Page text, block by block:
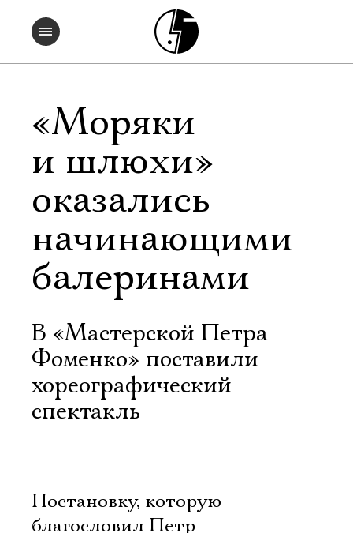
«Моряки
и шлюхи»
оказались
начинающими
балеринами
В «Мастерской Петра
Фоменко» поставили
хореографический
спектакль
Постановку, которую
благословил Петр